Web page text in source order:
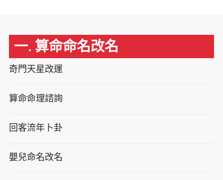
一. 算命命名改名
奇門天星改運
算命命理諮詢
回客流年卜卦
嬰兒命名改名